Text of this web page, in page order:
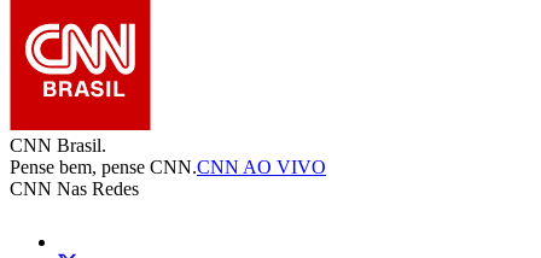
CNN Brasil.
Pense bem, pense CNN.CNN AO VIVO
CNN Nas Redes